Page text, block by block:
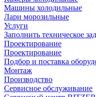
Машины холодильные
Лари морозильные
Услуги
Заполнить техническое
Проектирование
Проектирование
Подбор и поставка
Монтаж
Производство
Сервисное обслуживание